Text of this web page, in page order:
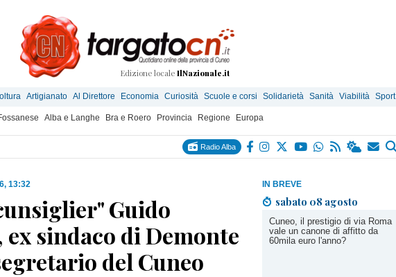
Edizione locale IlNazionale.it
Artigianato Al Direttore Economia Curiosità Scuole e corsi Solidarietà Sanità Viabilità Sport
Alba e Langhe Bra e Roero Provincia Regione Europa
Radio Alba
IN BREVE
sabato 08 agosto
Cuneo, il prestigio di via Roma
vale un canone di affitto da
60mila euro l'anno?
13:32
Guido
sindaco di Demonte
del Cuneo